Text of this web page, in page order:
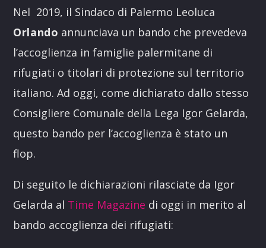
Nel 2019, il Sindaco di Palermo Leoluca
Orlando annunciava un bando che prevedeva
l’accoglienza in famiglie palermitane di
rifugiati o titolari di protezione sul territorio
italiano. Ad oggi, come dichiarato dallo stesso
Consigliere Comunale della Lega Igor Gelarda,
questo bando per l’accoglienza è stato un
flop.
Di seguito le dichiarazioni rilasciate da Igor
Gelarda al Time Magazine di oggi in merito al
bando accoglienza dei rifugiati: